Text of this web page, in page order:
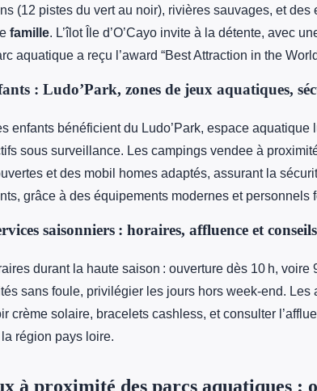
(12 pistes du vert au noir), rivières sauvages, et des
famille. L’îlot Île d’O’Cayo invite à la détente, avec
aquatique a reçu l’award “Best Attraction in the
: Ludo’Park, zones de jeux aquatiques,
enfants bénéficient du Ludo’Park, espace aquatique
sous surveillance. Les campings vendee à
et des mobil homes adaptés, assurant la
grâce à des équipements modernes et personnels
saisonniers : horaires, affluence et
durant la haute saison : ouverture dès 10 h, voire
sans foule, privilégier les jours hors week-end. Les
crème solaire, bracelets cashless, et consulter
région pays loire.
à proximité des parcs aquatiques :